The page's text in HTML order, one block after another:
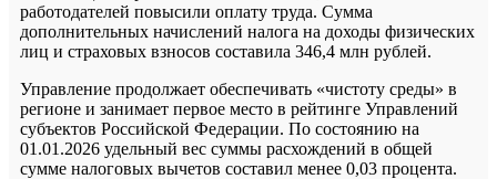
работодателей повысили оплату труда. Сумма
дополнительных начислений налога на доходы физических
лиц и страховых взносов составила 346,4 млн рублей.
Управление продолжает обеспечивать «чистоту среды» в
регионе и занимает первое место в рейтинге Управлений
субъектов Российской Федерации. По состоянию на
01.01.2026 удельный вес суммы расхождений в общей
сумме налоговых вычетов составил менее 0,03 процента.